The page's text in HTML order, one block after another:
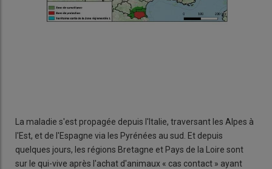
La maladie s'est propagée depuis l'Italie, traversant les Alpes à
l'Est, et de l'Espagne via les Pyrénées au sud. Et depuis
quelques jours, les régions Bretagne et Pays de la Loire sont
sur le qui-vive après l'achat d'animaux « cas contact » ayant